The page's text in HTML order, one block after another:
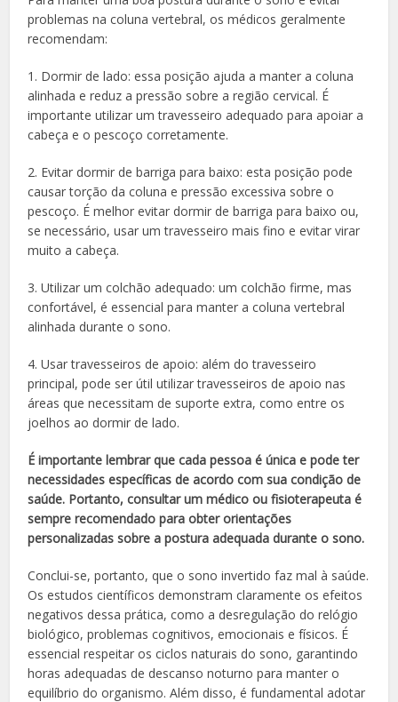
problemas na coluna vertebral, os médicos geralmente
recomendam:
1. Dormir de lado: essa posição ajuda a manter a coluna
alinhada e reduz a pressão sobre a região cervical. É
importante utilizar um travesseiro adequado para apoiar a
cabeça e o pescoço corretamente.
2. Evitar dormir de barriga para baixo: esta posição pode
causar torção da coluna e pressão excessiva sobre o
pescoço. É melhor evitar dormir de barriga para baixo ou,
se necessário, usar um travesseiro mais fino e evitar virar
muito a cabeça.
3. Utilizar um colchão adequado: um colchão firme, mas
confortável, é essencial para manter a coluna vertebral
alinhada durante o sono.
4. Usar travesseiros de apoio: além do travesseiro
principal, pode ser útil utilizar travesseiros de apoio nas
áreas que necessitam de suporte extra, como entre os
joelhos ao dormir de lado.
É importante lembrar que cada pessoa é única e pode ter
necessidades específicas de acordo com sua condição de
saúde. Portanto, consultar um médico ou fisioterapeuta é
sempre recomendado para obter orientações
personalizadas sobre a postura adequada durante o sono.
Conclui-se, portanto, que o sono invertido faz mal à saúde.
Os estudos científicos demonstram claramente os efeitos
negativos dessa prática, como a desregulação do relógio
biológico, problemas cognitivos, emocionais e físicos. É
essencial respeitar os ciclos naturais do sono, garantindo
horas adequadas de descanso noturno para manter o
equilíbrio do organismo. Além disso, é fundamental adotar